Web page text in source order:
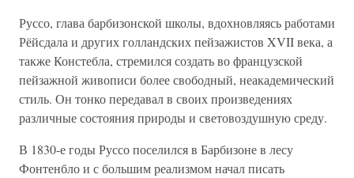
Руссо, глава барбизонской школы, вдохновляясь работами
Рёйсдала и других голландских пейзажистов XVII века, а
также Констебла, стремился создать во французской
пейзажной живописи более свободный, неакадемический
стиль. Он тонко передавал в своих произведениях
различные состояния природы и световоздушную среду.
В 1830-е годы Руссо поселился в Барбизоне в лесу
Фонтенбло и с большим реализмом начал писать